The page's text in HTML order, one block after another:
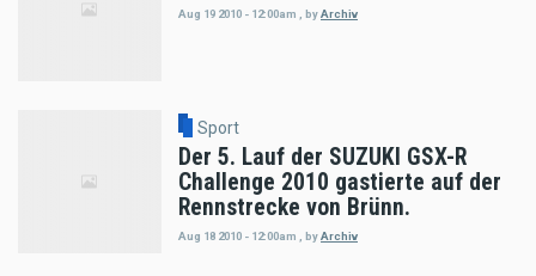
Aug 19 2010 - 12:00am byArchiv
Sport
Der 5. Lauf der SUZUKI GSX-R
Challenge 2010 gastierte auf der
Rennstrecke von Brünn.
Aug 18 2010 - 12:00am byArchiv